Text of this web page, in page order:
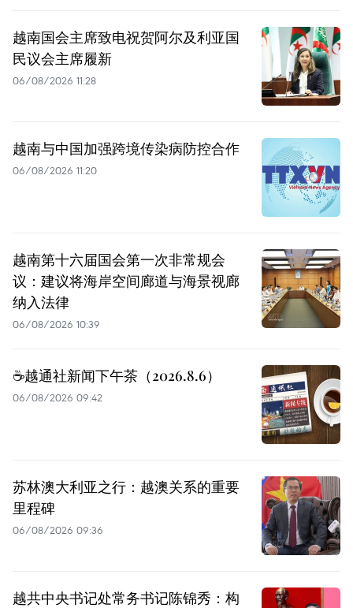
越南国会主席致电祝贺阿尔及利亚国
民议会主席履新
06/08/2026 11:28
越南与中国加强跨境传染病防控合作
06/08/2026 11:20
越南第十六届国会第一次非常规会
议：建议将海岸空间廊道与海景视廊
纳入法律
06/08/2026 10:39
☕️越通社新闻下午茶（2026.8.6）
06/08/2026 09:42
苏林澳大利亚之行：越澳关系的重要
里程碑
06/08/2026 09:36
越共中央书记处常务书记陈锦秀：构